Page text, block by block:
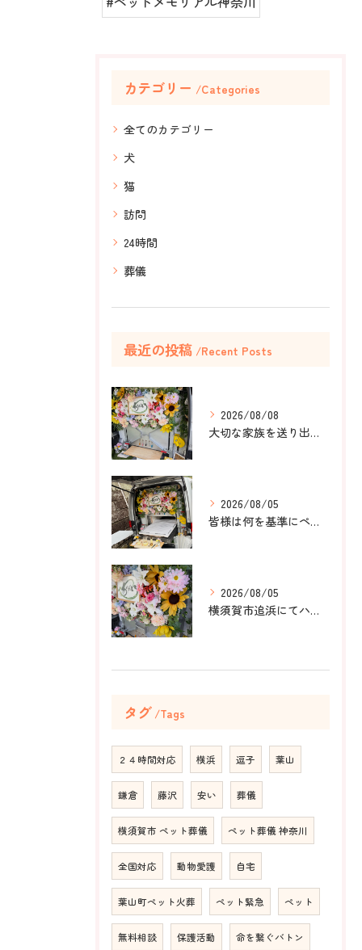
カテゴリー Categories
全てのカテゴリー
犬
猫
訪問
24時間
葬儀
最近の投稿 Recent Posts
2026/08/08
大切な家族を送り出すお手伝いをしました。
2026/08/05
皆様は何を基準にペット葬儀社を選びますか？
2026/08/05
横須賀市追浜にてハムスターのみかんちゃんのペット火葬のお手伝...
タグ Tags
２４時間対応 横浜 逗子 葉山
鎌倉 藤沢 安い 葬儀
横須賀市 ペット葬儀 ペット葬儀 神奈川
全国対応 動物愛護 自宅
葉山町ペット火葬 ペット緊急 ペット
無料相談 保護活動 命を繋ぐバトン